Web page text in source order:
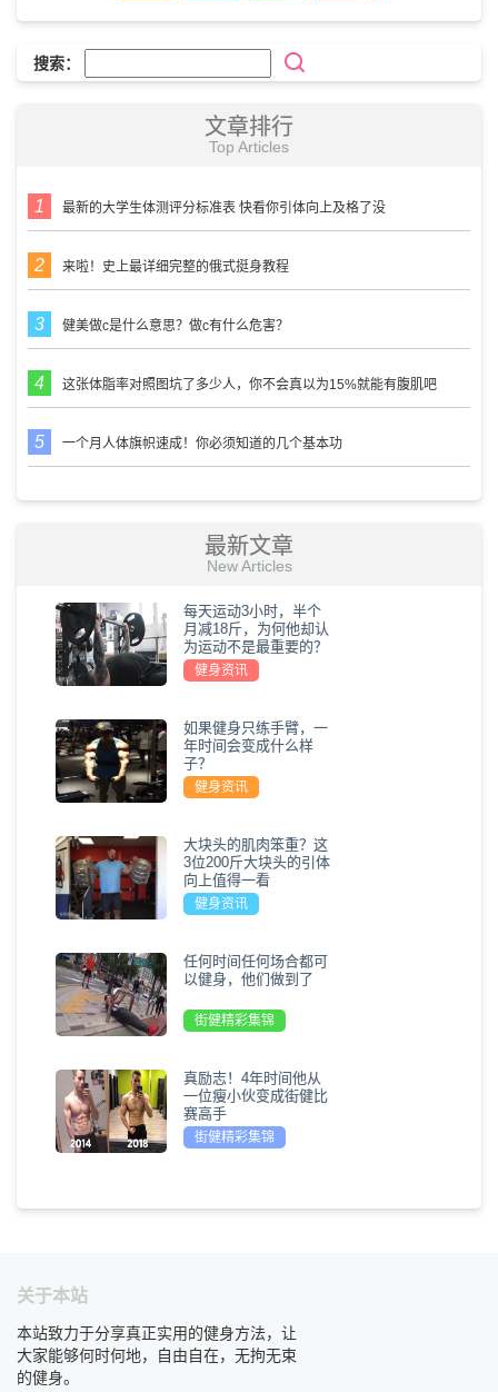
搜索：
文章排行
Top Articles
最新的大学生体测评分标准表 快看你引体向上及格了没
来啦！史上最详细完整的俄式挺身教程
健美做c是什么意思？做c有什么危害？
这张体脂率对照图坑了多少人，你不会真以为15%就能有腹肌吧
一个月人体旗帜速成！你必须知道的几个基本功
最新文章
New Articles
每天运动3小时，半个
月减18斤，为何他却认
为运动不是最重要的？
健身资讯
如果健身只练手臂，一
年时间会变成什么样
子？
健身资讯
大块头的肌肉笨重？这
3位200斤大块头的引体
向上值得一看
健身资讯
任何时间任何场合都可
以健身，他们做到了
街健精彩集锦
真励志！4年时间他从
一位瘦小伙变成街健比
赛高手
街健精彩集锦
关于本站
本站致力于分享真正实用的健身方法，让
大家能够何时何地，自由自在，无拘无束
的健身。